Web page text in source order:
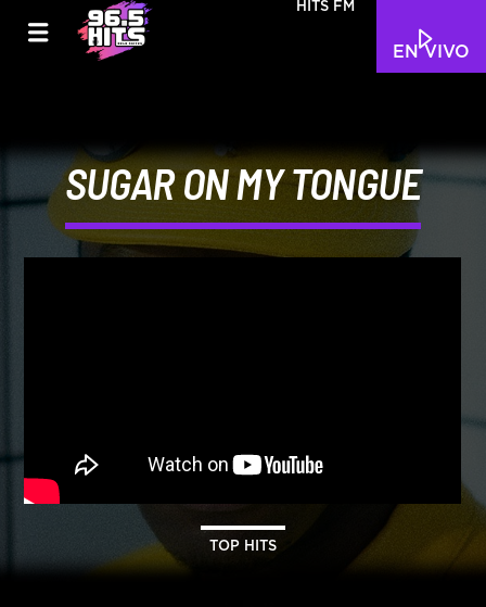
EN VIVO
HITS FM
HITS
SUGAR ON MY TONGUE
TOP HITS